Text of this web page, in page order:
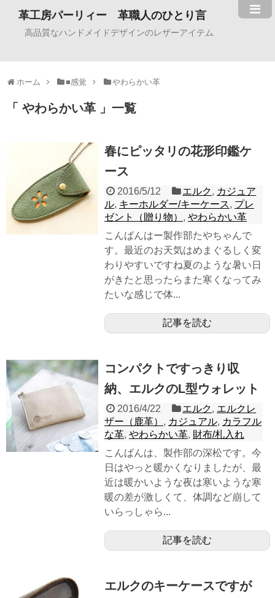
革工房パーリィー 革職人のひとり言
高品質なハンドメイドデザインのレザーアイテム
ホーム ■感覚 やわらかい革
やわらかい革 一覧
春にピッタリの花形印鑑ケ
ース
2016/5/12 エルク, カジュア
ル, キーホルダー/キーケース, プレ
ゼント（贈り物） , やわらかい革
こんばんはー製作部たやちゃんで
す。最近のお天気はめまぐるしく変
わりやすいですね夏のような暑い日
がきたと思ったらまた寒くなってみ
たいな感じで体...
記事を読む
コンパクトですっきり収
納、エルクのL型ウォレット
2016/4/22 エルク, エルクレ
ザー（鹿革） , カジュアル, カラフル
な革, やわらかい革, 財布/札入れ
こんばんは、製作部の深松です。今
日はやっと暖かくなりましたが、最
近は暖かいような夜は寒いような寒
暖の差が激しくて、体調など崩して
いらっしゃら...
記事を読む
エルクのキーケースですが